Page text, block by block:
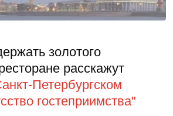
золотого
расскажут
Петербургском
гостеприимства"